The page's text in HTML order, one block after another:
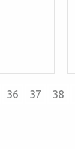
36 37 38